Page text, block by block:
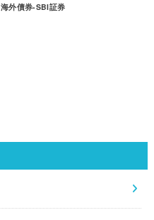
海外債券-SBI証券